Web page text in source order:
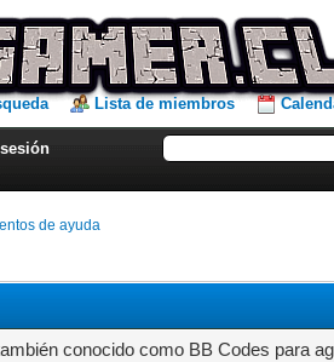
Lista de miembros
de ayuda
conocido como BB Codes para